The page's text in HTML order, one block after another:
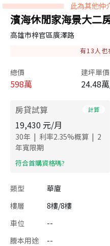
此為其他仲
濱海休閒家海景大二
高雄市梓官區廣澤路
有13 人
總價
598萬
建坪單價
24.48
房貸試算 計算
19,430 元/月
30年 | 利率2.35%概算 | 2
年寬限期
​符合首購資格嗎?
類型 華廈
樓層
8樓/8樓
車位
--
謄本用途
--